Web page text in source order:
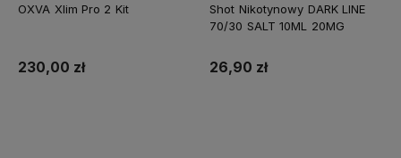
OXVA Xlim Pro 2 Kit
230,00 zł
Shot Nikotynowy DARK LINE
70/30 SALT 10ML 20MG
26,90 zł